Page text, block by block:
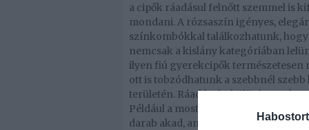
a cipők ráadásul felnőtt szemmel is
mondani. A rózsaszín igényes,
színkombókkal találkozhatunk,
nemcsak a kislány kategóriában
ilyen fiú gyerekcipők
ott is tobzódhatunk a szebbnél
területén. Ráadásul a különleges
Például a most piacra dobott gyerek
darab akad, amit gyermekünk